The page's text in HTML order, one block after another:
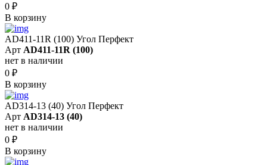
0 ₽
В корзину
AD411-11R (100) Угол Перфект
Арт AD411-11R (100)
нет в наличии
0 ₽
В корзину
AD314-13 (40) Угол Перфект
Арт AD314-13 (40)
нет в наличии
0 ₽
В корзину